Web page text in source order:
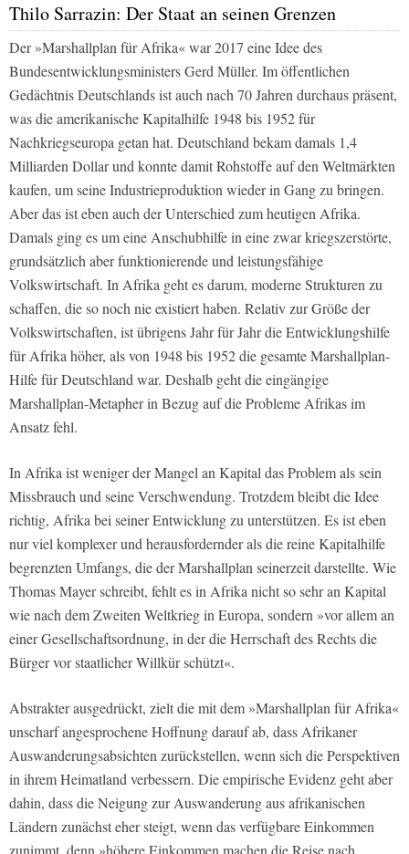
Thilo Sarrazin: Der Staat an seinen Grenzen
Der »Marshallplan für Afrika« war 2017 eine Idee des
Bundesentwicklungsministers Gerd Müller. Im öffentlichen
Gedächtnis Deutschlands ist auch nach 70 Jahren durchaus präsent,
was die amerikanische Kapitalhilfe 1948 bis 1952 für
Nachkriegseuropa getan hat. Deutschland bekam damals 1,4
Milliarden Dollar und konnte damit Rohstoffe auf den Weltmärkten
kaufen, um seine Industrieproduktion wieder in Gang zu bringen.
Aber das ist eben auch der Unterschied zum heutigen Afrika.
Damals ging es um eine Anschubhilfe in eine zwar kriegszerstörte,
grundsätzlich aber funktionierende und leistungsfähige
Volkswirtschaft. In Afrika geht es darum, moderne Strukturen zu
schaffen, die so noch nie existiert haben. Relativ zur Größe der
Volkswirtschaften, ist übrigens Jahr für Jahr die Entwicklungshilfe
für Afrika höher, als von 1948 bis 1952 die gesamte Marshallplan-
Hilfe für Deutschland war. Deshalb geht die eingängige
Marshallplan-Metapher in Bezug auf die Probleme Afrikas im
Ansatz fehl.
In Afrika ist weniger der Mangel an Kapital das Problem als sein
Missbrauch und seine Verschwendung. Trotzdem bleibt die Idee
richtig, Afrika bei seiner Entwicklung zu unterstützen. Es ist eben
nur viel komplexer und herausfordernder als die reine Kapitalhilfe
begrenzten Umfangs, die der Marshallplan seinerzeit darstellte. Wie
Thomas Mayer schreibt, fehlt es in Afrika nicht so sehr an Kapital
wie nach dem Zweiten Weltkrieg in Europa, sondern »vor allem an
einer Gesellschaftsordnung, in der die Herrschaft des Rechts die
Bürger vor staatlicher Willkür schützt«.
Abstrakter ausgedrückt, zielt die mit dem »Marshallplan für Afrika«
unscharf angesprochene Hoffnung darauf ab, dass Afrikaner
Auswanderungsabsichten zurückstellen, wenn sich die Perspektiven
in ihrem Heimatland verbessern. Die empirische Evidenz geht aber
dahin, dass die Neigung zur Auswanderung aus afrikanischen
Ländern zunächst eher steigt, wenn das verfügbare Einkommen
zunimmt, denn »höhere Einkommen machen die Reise nach